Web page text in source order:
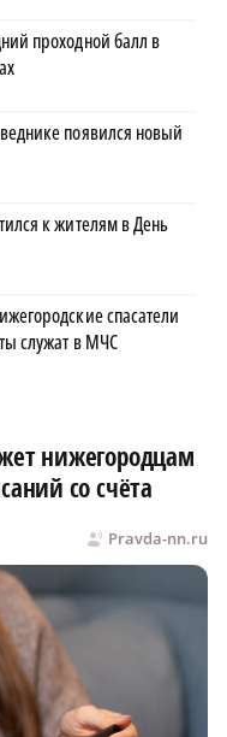
проходной балл в
появился новый
к жителям в День
спасатели
служат в МЧС
нижегородцам
со счёта
Pravda-nn.ru